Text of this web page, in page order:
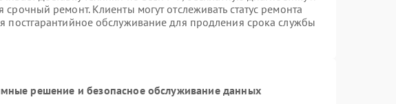
ремонт. Клиенты могут отслеживать статус ремонта
постгарантийное обслуживание для продления срока службы
решение и безопасное обслуживание данных